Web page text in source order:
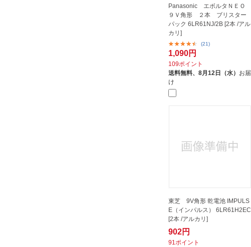
Panasonic エボルタＮＥＯ
９Ｖ角形 ２本 ブリスター
パック 6LR61NJ/2B [2本 /アル
カリ]
(21)
1,090円
109ポイント
送料無料、 8月12日（水） お届
け
東芝 9V角形 乾電池 IMPULS
E（インパルス） 6LR61H2EC
[2本 /アルカリ]
902円
91ポイント